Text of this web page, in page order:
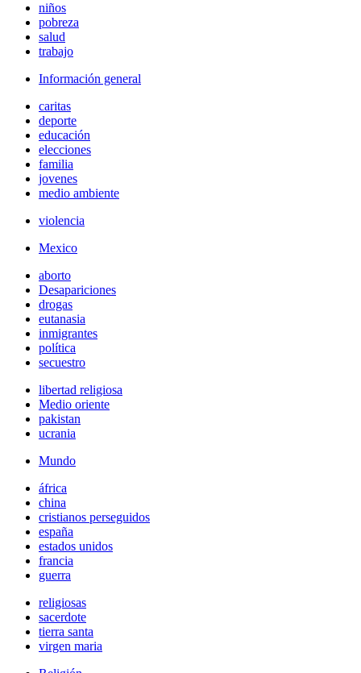
niños
pobreza
salud
trabajo
Información general
caritas
deporte
educación
elecciones
familia
jovenes
medio ambiente
violencia
Mexico
aborto
Desapariciones
drogas
eutanasia
inmigrantes
política
secuestro
libertad religiosa
Medio oriente
pakistan
ucrania
Mundo
áfrica
china
cristianos perseguidos
españa
estados unidos
francia
guerra
religiosas
sacerdote
tierra santa
virgen maria